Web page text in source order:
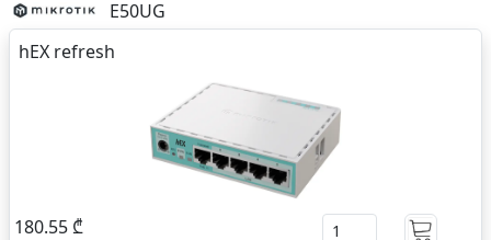
E50UG
hEX refresh
180.55 ₾